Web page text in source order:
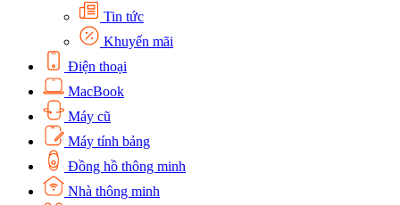
Tin tức
Khuyến mãi
Điện thoại
MacBook
Máy cũ
Máy tính bảng
Đồng hồ thông minh
Nhà thông minh